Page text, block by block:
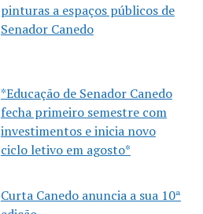
pinturas a espaços públicos de
Senador Canedo
*Educação de Senador Canedo
fecha primeiro semestre com
investimentos e inicia novo
ciclo letivo em agosto*
Curta Canedo anuncia a sua 10ª